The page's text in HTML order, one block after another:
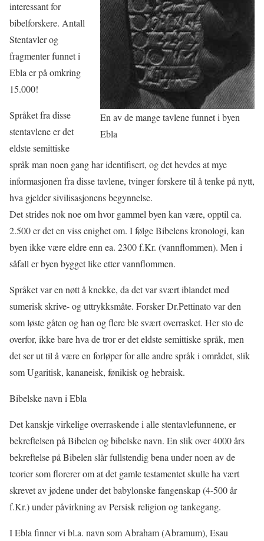
En av de mange tavlene funnet i byen
Ebla
interessant for
bibelforskere. Antall
Stentavler og
fragmenter funnet i
Ebla er på omkring
15.000!
Språket fra disse
stentavlene er det
eldste semittiske
språk man noen gang har identifisert, og det hevdes at mye
informasjonen fra disse tavlene, tvinger forskere til å tenke på nytt,
hva gjelder sivilisasjonens begynnelse.
Det strides nok noe om hvor gammel byen kan være, opptil ca.
2.500 er det en viss enighet om. I følge Bibelens kronologi, kan
byen ikke være eldre enn ea. 2300 f.Kr. (vannflommen). Men i
såfall er byen bygget like etter vannflommen.
Språket var en nøtt å knekke, da det var svært iblandet med
sumerisk skrive- og uttrykksmåte. Forsker Dr.Pettinato var den
som løste gåten og han og flere ble svært overrasket. Her sto de
overfor, ikke bare hva de tror er det eldste semittiske språk, men
det ser ut til å være en forløper for alle andre språk i området, slik
som Ugaritisk, kananeisk, fønikisk og hebraisk.
Bibelske navn i Ebla
Det kanskje virkelige overraskende i alle stentavlefunnene, er
bekreftelsen på Bibelen og bibelske navn. En slik over 4000 års
bekreftelse på Bibelen slår fullstendig bena under noen av de
teorier som florerer om at det gamle testamentet skulle ha vært
skrevet av jødene under det babylonske fangenskap (4-500 år
f.Kr.) under påvirkning av Persisk religion og tankegang.
I Ebla finner vi bl.a. navn som Abraham (Abramum), Esau